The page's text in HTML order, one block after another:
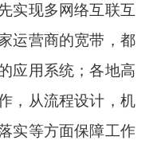
实现多网络互联互
运营商的宽带，都
应用系统；各地高
，从流程设计，机
实等方面保障工作